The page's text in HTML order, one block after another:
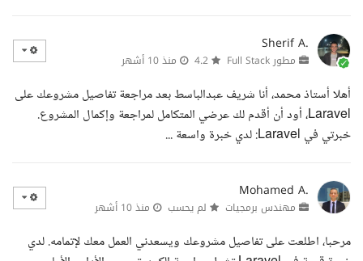
Sherif A.
مطور Full Stack منذ 10 أشهر
أهلا أستاذ محمد، أنا شريف عبدالباسط بعد مراجعة تفاصيل مشروعك على
Laravel، أود أن أقدم لك عرضي المتكامل لمراجعة وإكمال المشروع.
خبرتي في Laravel: لدي خبرة واسعة ...
Mohamed A.
مهندس برمجيات لم يحسب منذ 10 أشهر
مرحبا، اطلعت على تفاصيل مشروعك ويسعدني العمل معك لإتمامه. لدي